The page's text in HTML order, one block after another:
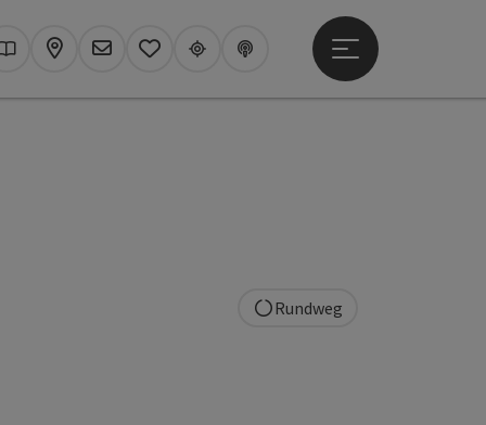
Kataloge
KarteNewsletter
MerkzettelUpperguide
Podcast
Hauptmenü öffnen
Rundweg